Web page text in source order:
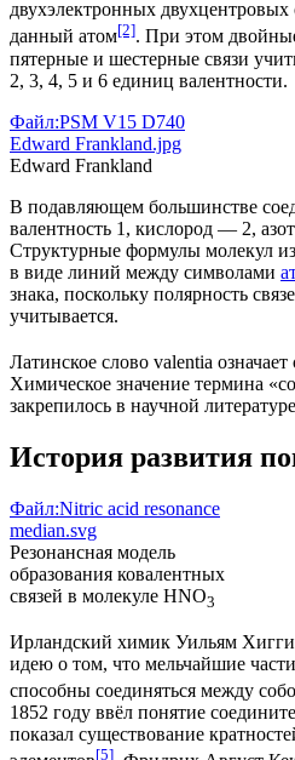
двухэлектронных двухцентровых
данный атом[2]. При этом
пятерные и шестерные связи
2, 3, 4, 5 и 6 единиц валентности.
Файл:PSM V15 D740
Edward Frankland.jpg
Edward Frankland
В подавляющем большинстве
валентность 1, кислород — 2,
Структурные формулы молекул
в виде линий между символами
знака, поскольку полярность
учитывается.
Латинское слово valentia
Химическое значение термина
закрепилось в научной
История развития
Файл:Nitric acid resonance
median.svg
Резонансная модель
образования ковалентных
связей в молекуле HNO3
Ирландский химик Уильям
идею о том, что мельчайшие
способны соединяться между
1852 году ввёл понятие
показал существование
[5]